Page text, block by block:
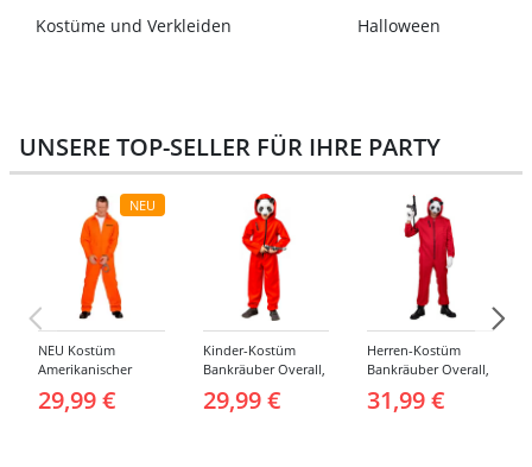
Kostüme und Verkleiden Halloween
UNSERE TOP-SELLER FÜR IHRE PARTY
NEU
NEU Kostüm
Amerikanischer
Overall, Orange -
29,99 €
Kinder-Kostüm
Bankräuber Overall,
29,99 €
Herren-Kostüm
Bankräuber Overall,
31,99 €